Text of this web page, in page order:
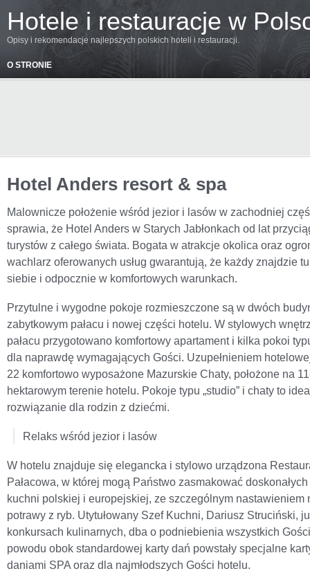
Hotele i restauracje w
Opisy i rekomendacje najlepszych polskich hoteli i restauracji.
O STRONIE
Hotel Anders resort & spa
Malownicze położenie wśród jezior i lasów w zachodniej
sprawia, że Hotel Anders w Starych Jabłonkach od lat
turystów z całego świata. Bogata w atrakcje okolica oraz
wachlarz oferowanych usług gwarantują, że każdy znajdzie
siebie i odpocznie w komfortowych warunkach.
Przytulne i wygodne pokoje rozmieszczone są w dwóch
zabytkowym pałacu i nowej części hotelu. W stylowych
pałacu przygotowano komfortowy apartament i kilka pokoi
dla naprawdę wymagających Gości. Uzupełnieniem
22 komfortowo wyposażone Mazurskie Chaty, położone na
hektarowym terenie hotelu. Pokoje typu „studio” i chaty to
rozwiązanie dla rodzin z dziećmi.
Relaks wśród jezior i lasów
W hotelu znajduje się elegancka i stylowo urządzona
Pałacowa, w której mogą Państwo zasmakować
kuchni polskiej i europejskiej, ze szczególnym nastawieniem
potrawy z ryb. Utytułowany Szef Kuchni, Dariusz Struciński,
konkursach kulinarnych, dba o podniebienia wszystkich
powodu obok standardowej karty dań powstały specjalne
daniami SPA oraz dla najmłodszych Gości hotelu.